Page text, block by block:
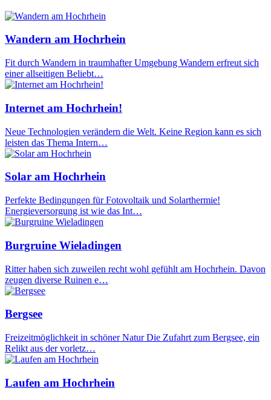
Wandern am Hochrhein
Fit durch Wandern in traumhafter Umgebung Wandern erfreut sich
einer allseitigen Beliebt…
Internet am Hochrhein!
Neue Technologien verändern die Welt. Keine Region kann es sich
leisten das Thema Intern…
Solar am Hochrhein
Perfekte Bedingungen für Fotovoltaik und Solarthermie!
Energieversorgung ist wie das Int…
Burgruine Wieladingen
Ritter haben sich zuweilen recht wohl gefühlt am Hochrhein. Davon
zeugen diverse Ruinen e…
Bergsee
Freizeitmöglichkeit in schöner Natur Die Zufahrt zum Bergsee, ein
Relikt aus der vorletz…
Laufen am Hochrhein